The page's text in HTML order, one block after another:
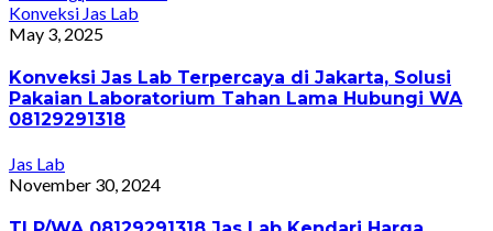
Konveksi Jas Lab
May 3, 2025
Konveksi Jas Lab Terpercaya di Jakarta, Solusi
Pakaian Laboratorium Tahan Lama Hubungi WA
08129291318
Jas Lab
November 30, 2024